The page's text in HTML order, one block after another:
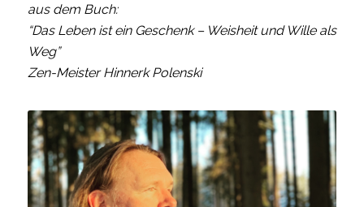
aus dem Buch:
“Das Leben ist ein Geschenk – Weisheit und Wille als
Weg”
Zen-Meister Hinnerk Polenski